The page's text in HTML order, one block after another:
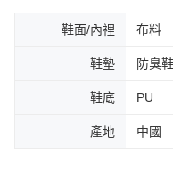
鞋面/內裡 布料
鞋墊 防臭
鞋底 PU
產地 中國